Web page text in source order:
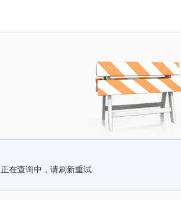
正在查询中，请刷新重试